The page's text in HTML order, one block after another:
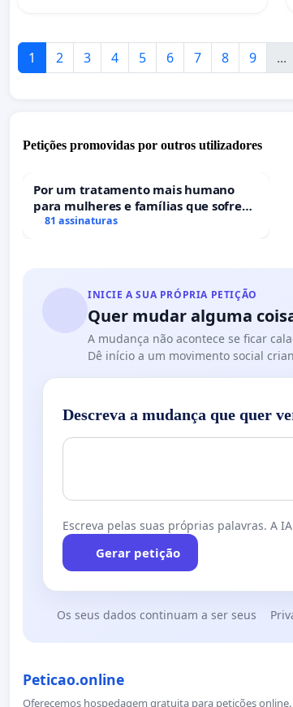
1 2 3 4 5 6 7 8 9 ...
Petições promovidas por outros utilizadores
Por um tratamento mais humano
para mulheres e famílias que sofrem
uma perda gestacional nos hospitais
81 assinaturas
INICIE A SUA PRÓPRIA PETIÇÃO
Quer mudar alguma
A mudança não acontece se ficar
Dê início a um movimento social
Descreva a mudança que quer
Escreva pelas suas próprias palavras. A
Gerar petição
Os seus dados continuam a ser seus
Peticao.online
Oferecemos hospedagem gratuita para petições